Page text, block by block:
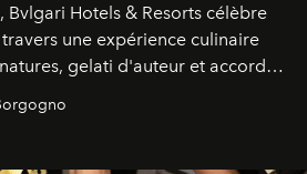
, Bvlgari Hotels & Resorts célèbre
une expérience culinaire
gelati d'auteur et accords
un véritable voyage sensoriel.